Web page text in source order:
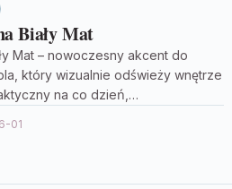
Biały Mat
Mat – nowoczesny akcent do
który wizualnie odświeży wnętrze
na co dzień,…
01